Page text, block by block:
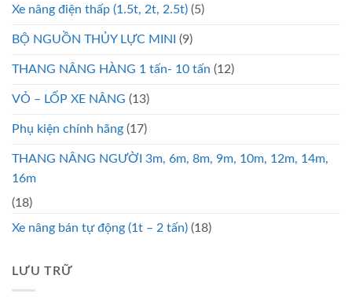
Xe nâng điện thấp (1.5t, 2t, 2.5t) (5)
BỘ NGUỒN THỦY LỰC MINI (9)
THANG NÂNG HÀNG 1 tấn- 10 tấn (12)
VỎ – LỐP XE NÂNG (13)
Phụ kiện chính hãng (17)
THANG NÂNG NGƯỜI 3m, 6m, 8m, 9m, 10m, 12m, 14m,
16m
(18)
Xe nâng bán tự động (1t – 2 tấn) (18)
LƯU TRỮ